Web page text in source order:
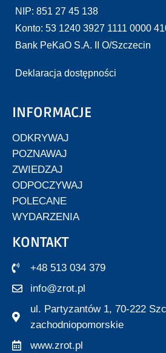
NIP: 851 27 45 138
Konto: 53 1240 3927 1111 0000
Bank PeKaO S.A. II O/Szczecin
Deklaracja dostępności
INFORMACJE
ODKRYWAJ
POZNAWAJ
ZWIEDZAJ
ODPOCZYWAJ
POLECANE
WYDARZENIA
KONTAKT
+48 513 034 379
info@zrot.pl
ul. Partyzantów 1, 70-222
zachodniopomorskie
www.zrot.pl